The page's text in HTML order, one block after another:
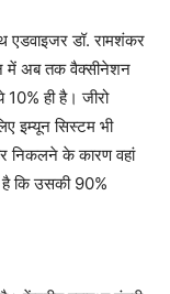
एडवाइजर डॉ. रामशंकर
में अब तक वैक्सीनेशन
ही है। जीरो
इम्यून सिस्टम भी
निकलने के कारण वहां
है कि उसकी 90%